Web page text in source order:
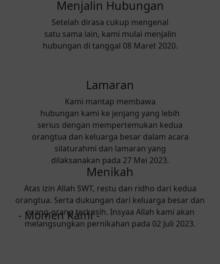
satu sama lain, kami mulai menjalin
hubungan di tanggal 08 Maret 2020.
Lamaran
serius dengan mempertemukan kedua
orangtua dan keluarga besar dalam acara
silaturahmi dan lamaran yang
dilaksanakan pada 27 Mei 2023.
Menikah
Atas izin Allah SWT, restu dan ridho dari kedua
orangtua. Serta dukungan dari keluarga besar dan
orang-orang terkasih. Insyaa Allah kami akan
melangsungkan pernikahan pada 02 Juli 2023.
- Momen Kami -